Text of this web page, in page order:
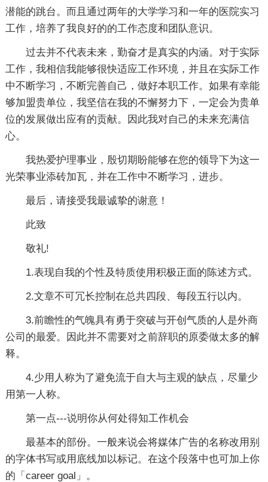
潜能的跳台。而且通过两年的大学学习和一年的医院实习
工作，培养了我良好的的工作态度和团队意识。
过去并不代表未来，勤奋才是真实的内涵。对于实际
工作，我相信我能够很快适应工作环境，并且在实际工作
中不断学习，不断完善自己，做好本职工作。如果有幸能
够加盟贵单位，我坚信在我的不懈努力下，一定会为贵单
位的发展做出应有的贡献。因此我对自己的未来充满信
心。
我热爱护理事业，殷切期盼能够在您的领导下为这一
光荣事业添砖加瓦，并在工作中不断学习，进步。
最后，请接受我最诚挚的谢意！
此致
敬礼!
1.表现自我的个性及特质使用积极正面的陈述方式。
2.文章不可冗长控制在总共四段、每段五行以内。
3.前瞻性的气魄具有勇于突破与开创气质的人是外商
公司的最爱。因此并不需要对之前辞职的原委做太多的解
释。
4.少用人称为了避免流于自大与主观的缺点，尽量少
用第一人称。
第一点---说明你从何处得知工作机会
最基本的部份。一般来说会将媒体广告的名称改用别
的字体书写或用底线加以标记。在这个段落中也可加上你
的「career goal」。